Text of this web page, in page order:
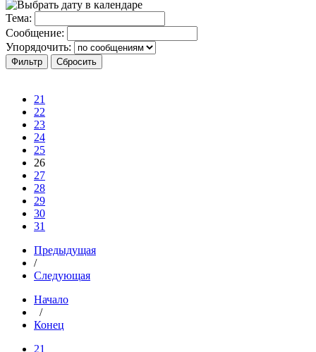
Тема:
Сообщение:
Упорядочить:
21
22
23
24
25
26
27
28
29
30
31
Предыдущая
/
Следующая
Начало
/
Конец
21